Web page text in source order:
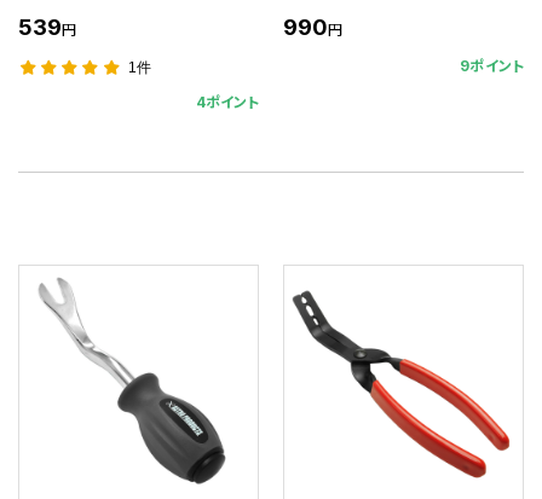
539円
1件
4ポイント
990円
9ポイント